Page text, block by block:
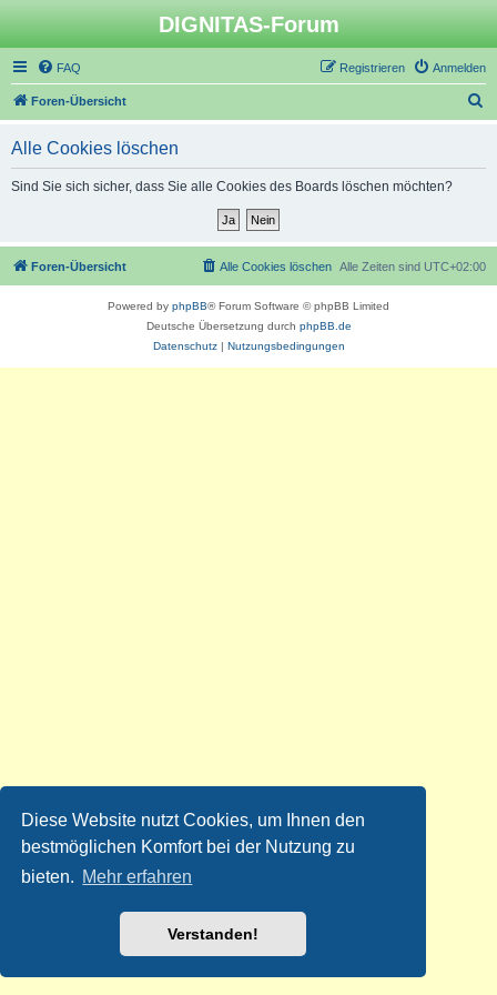
Diese Website nutzt Cookies, um Ihnen den
bestmöglichen Komfort bei der Nutzung zu
bieten. Mehr erfahren
Verstanden!
DIGNITAS-Forum
FAQ Anmelden
Registrieren
Foren-Übersicht
Alle Cookies löschen
Sind Sie sich sicher, dass Sie alle Cookies des Boards löschen möchten?
Foren-Übersicht Alle Zeiten sind UTC+02:00
Alle Cookies löschen
Powered by phpBB® Forum Software © phpBB Limited
Deutsche Übersetzung durch phpBB.de
Datenschutz| Nutzungsbedingungen